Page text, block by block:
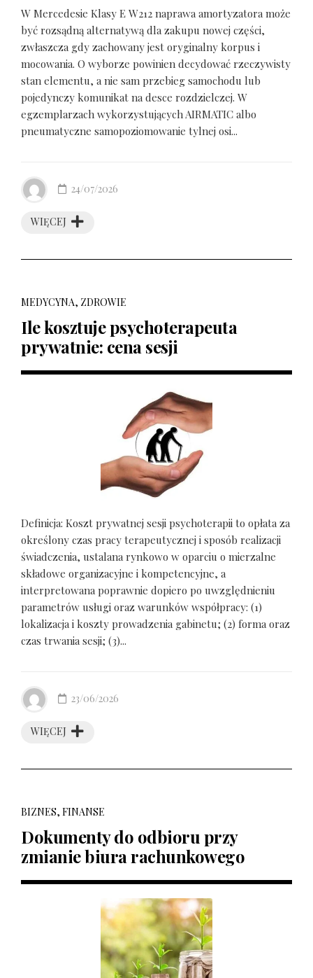
W Mercedesie Klasy E W212 naprawa amortyzatora może
być rozsądną alternatywą dla zakupu nowej części,
zwłaszcza gdy zachowany jest oryginalny korpus i
mocowania. O wyborze powinien decydować rzeczywisty
stan elementu, a nie sam przebieg samochodu lub
pojedynczy komunikat na desce rozdzielczej. W
egzemplarzach wykorzystujących AIRMATIC albo
pneumatyczne samopoziomowanie tylnej osi...
WIĘCEJ
24/07/2026
MEDYCYNA, ZDROWIE
Ile kosztuje psychoterapeuta
prywatnie: cena sesji
Definicja: Koszt prywatnej sesji psychoterapii to opłata za
określony czas pracy terapeutycznej i sposób realizacji
świadczenia, ustalana rynkowo w oparciu o mierzalne
składowe organizacyjne i kompetencyjne, a
interpretowana poprawnie dopiero po uwzględnieniu
parametrów usługi oraz warunków współpracy: (1)
lokalizacja i koszty prowadzenia gabinetu; (2) forma oraz
czas trwania sesji; (3)...
WIĘCEJ
23/06/2026
BIZNES, FINANSE
Dokumenty do odbioru przy
zmianie biura rachunkowego